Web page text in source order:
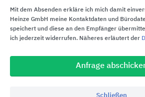
dormakaba
Mit dem Absenden erkläre ich mich damit
Heinze GmbH meine Kontaktdaten und
speichert und diese an den Empfänger
ich jederzeit widerrufen. Näheres erläutert der
Anfrage